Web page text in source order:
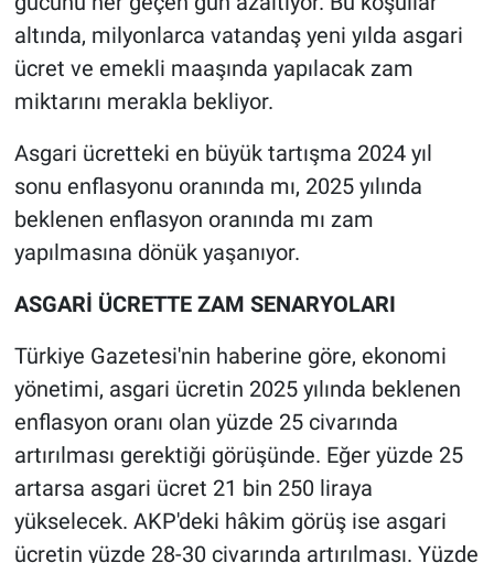
altında, milyonlarca vatandaş yeni yılda asgari
ücret ve emekli maaşında yapılacak zam
miktarını merakla bekliyor.
Asgari ücretteki en büyük tartışma 2024 yıl
sonu enflasyonu oranında mı, 2025 yılında
beklenen enflasyon oranında mı zam
yapılmasına dönük yaşanıyor.
ASGARİ ÜCRETTE ZAM SENARYOLARI
Türkiye Gazetesi'nin haberine göre, ekonomi
yönetimi, asgari ücretin 2025 yılında beklenen
enflasyon oranı olan yüzde 25 civarında
artırılması gerektiği görüşünde. Eğer yüzde 25
artarsa asgari ücret 21 bin 250 liraya
yükselecek. AKP'deki hâkim görüş ise asgari
ücretin yüzde 28-30 civarında artırılması. Yüzde
İlan
Kimdir
Kültür Sanat
Ne demişti
Nedir
Popüler
Programlar
Spor